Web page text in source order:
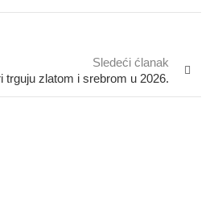
Sledeći ćlanak
zlatom i srebrom u 2026.